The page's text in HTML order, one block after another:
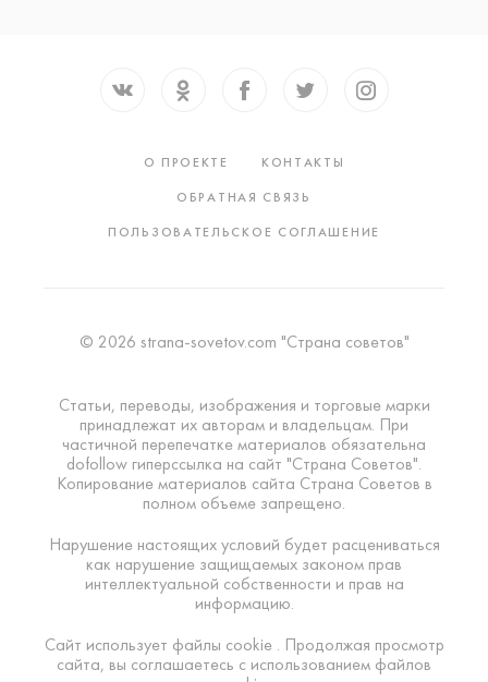
О ПРОЕКТЕ
КОНТАКТЫ
ОБРАТНАЯ СВЯЗЬ
ПОЛЬЗОВАТЕЛЬСКОЕ СОГЛАШЕНИЕ
© 2026 strana-sovetov.com "Страна советов"
Статьи, переводы, изображения и торговые марки
принадлежат их авторам и владельцам. При
частичной перепечатке материалов обязательна
dofollow гиперссылка на сайт "Страна Советов".
Копирование материалов сайта Страна Советов в
полном объеме запрещено.
Нарушение настоящих условий будет расцениваться
как нарушение защищаемых законом прав
интеллектуальной собственности и прав на
информацию.
Сайт использует файлы cookie . Продолжая просмотр
сайта, вы соглашаетесь с использованием файлов